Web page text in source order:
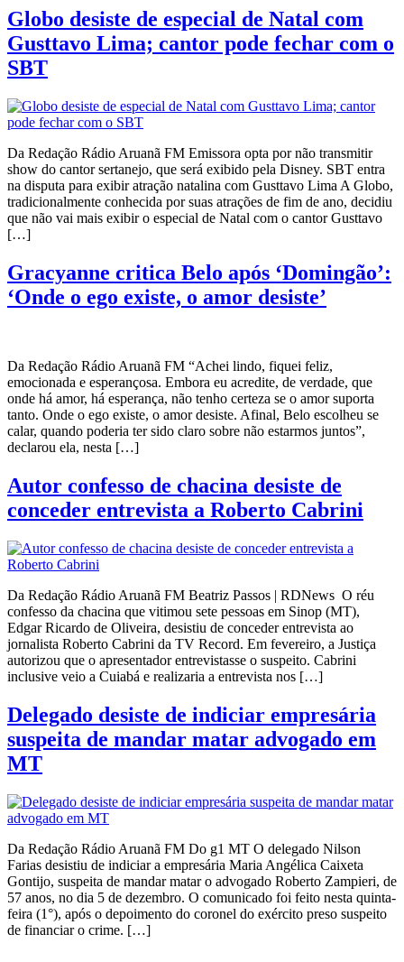
Globo desiste de especial de Natal com
Gusttavo Lima; cantor pode fechar com o
SBT
Da Redação Rádio Aruanã FM Emissora opta por não transmitir
show do cantor sertanejo, que será exibido pela Disney. SBT entra
na disputa para exibir atração natalina com Gusttavo Lima A Globo,
tradicionalmente conhecida por suas atrações de fim de ano, decidiu
que não vai mais exibir o especial de Natal com o cantor Gusttavo
[…]
Gracyanne critica Belo após ‘Domingão’:
‘Onde o ego existe, o amor desiste’
Da Redação Rádio Aruanã FM “Achei lindo, fiquei feliz,
emocionada e esperançosa. Embora eu acredite, de verdade, que
onde há amor, há esperança, não tenho certeza se o amor suporta
tanto. Onde o ego existe, o amor desiste. Afinal, Belo escolheu se
calar, quando poderia ter sido claro sobre não estarmos juntos”,
declarou ela, nesta […]
Autor confesso de chacina desiste de
conceder entrevista a Roberto Cabrini
Da Redação Rádio Aruanã FM Beatriz Passos | RDNews O réu
confesso da chacina que vitimou sete pessoas em Sinop (MT),
Edgar Ricardo de Oliveira, desistiu de conceder entrevista ao
jornalista Roberto Cabrini da TV Record. Em fevereiro, a Justiça
autorizou que o apresentador entrevistasse o suspeito. Cabrini
inclusive veio a Cuiabá e realizaria a entrevista nos […]
Delegado desiste de indiciar empresária
suspeita de mandar matar advogado em
MT
Da Redação Rádio Aruanã FM Do g1 MT O delegado Nilson
Farias desistiu de indiciar a empresária Maria Angélica Caixeta
Gontijo, suspeita de mandar matar o advogado Roberto Zampieri, de
57 anos, no dia 5 de dezembro. O comunicado foi feito nesta quinta-
feira (1°), após o depoimento do coronel do exército preso suspeito
de financiar o crime. […]